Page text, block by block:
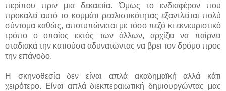
περίπου πριν μια δεκαετία. Όμως το ενδιαφέρον που
προκαλεί αυτό το κομμάτι ρεαλιστικότητας εξαντλείται πολύ
σύντομα καθώς, αποτυπώνεται με τόσο πεζό κι εκνευριστικό
τρόπο ο οποίος εκτός των άλλων, αρχίζει να παίρνει
σταδιακά την κατιούσα αδυνατώντας να βρει τον δρόμο προς
την επάνοδο.
Η σκηνοθεσία δεν είναι απλά ακαδημαϊκή αλλά κάτι
χειρότερο. Είναι απλά διεκπεραιωτική δημιουργώντας μας